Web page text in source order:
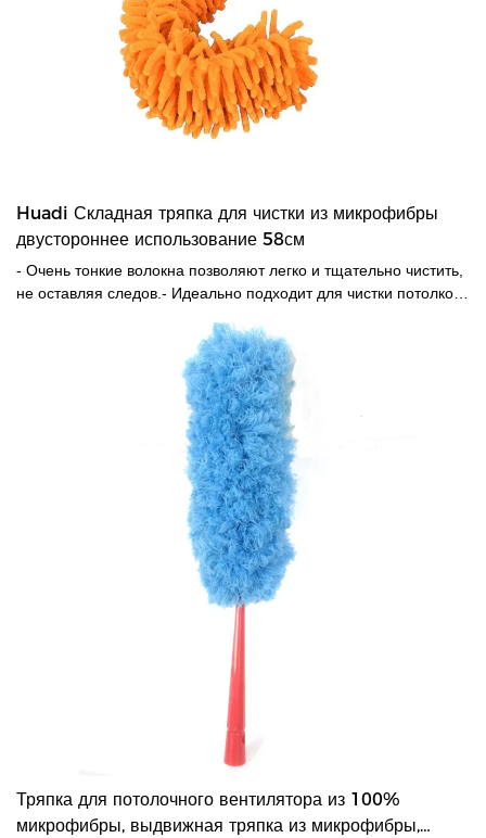
Huadi Складная тряпка для чистки из микрофибры
двустороннее использование 58см
- Очень тонкие волокна позволяют легко и тщательно чистить,
не оставляя следов.- Идеально подходит для чистки потолков,
способами.- Благодаря телескопической функции сгибаемая
тряпка также подходит для удаления пыли из салона
автомобиля и других подобных предметов.работы по уборке.-
Обе стороны работоспособны.- Головку тряпки можно стирать
Тряпка для потолочного вентилятора из 100%
микрофибры, выдвижная тряпка из микрофибры,